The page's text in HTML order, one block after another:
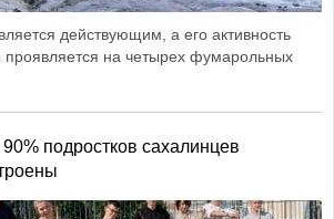
действующим, а его активность
проявляется на четырех фумарольных
подростков сахалинцев